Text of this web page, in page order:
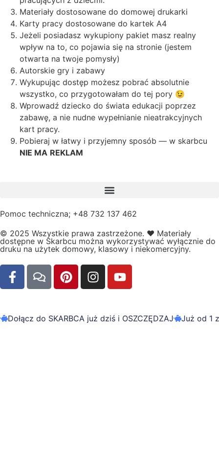
Materiały dostosowane do domowej drukarki
Karty pracy dostosowane do kartek A4
Jeżeli posiadasz wykupiony pakiet masz realny
wpływ na to, co pojawia się na stronie (jestem
otwarta na twoje pomysły)
Autorskie gry i zabawy
Wykupując dostęp możesz pobrać absolutnie
wszystko, co przygotowałam do tej pory 😉
Wprowadź dziecko do świata edukacji poprzez
zabawę, a nie nudne wypełnianie nieatrakcyjnych
kart pracy.
Pobieraj w łatwy i przyjemny sposób — w skarbcu
NIE MA REKLAM
Pomoc techniczna; +48 732 137 462
© 2025 Wszystkie prawa zastrzeżone. ❤️ Materiały
dostępne w Skarbcu można wykorzystywać wyłącznie do
druku na użytek domowy, klasowy i niekomercyjny.
Dołącz do SKARBCA już dziś i OSZCZĘDZAJ Już od 1